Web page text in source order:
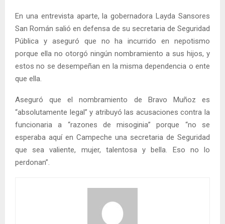
En una entrevista aparte, la gobernadora Layda Sansores
San Román salió en defensa de su secretaria de Seguridad
Pública y aseguró que no ha incurrido en nepotismo
porque ella no otorgó ningún nombramiento a sus hijos, y
estos no se desempeñan en la misma dependencia o ente
que ella.
Aseguró que el nombramiento de Bravo Muñoz es
“absolutamente legal” y atribuyó las acusaciones contra la
funcionaria a “razones de misoginia” porque “no se
esperaba aquí en Campeche una secretaria de Seguridad
que sea valiente, mujer, talentosa y bella. Eso no lo
perdonan”.